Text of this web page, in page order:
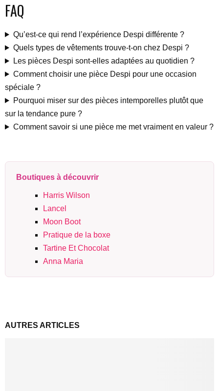
FAQ
Qu’est-ce qui rend l’expérience Despi différente ?
Quels types de vêtements trouve-t-on chez Despi ?
Les pièces Despi sont-elles adaptées au quotidien ?
Comment choisir une pièce Despi pour une occasion
spéciale ?
Pourquoi miser sur des pièces intemporelles plutôt que
sur la tendance pure ?
Comment savoir si une pièce me met vraiment en valeur ?
Boutiques à découvrir
Harris Wilson
Lancel
Moon Boot
Pratique de la boxe
Tartine Et Chocolat
Anna Maria
AUTRES ARTICLES